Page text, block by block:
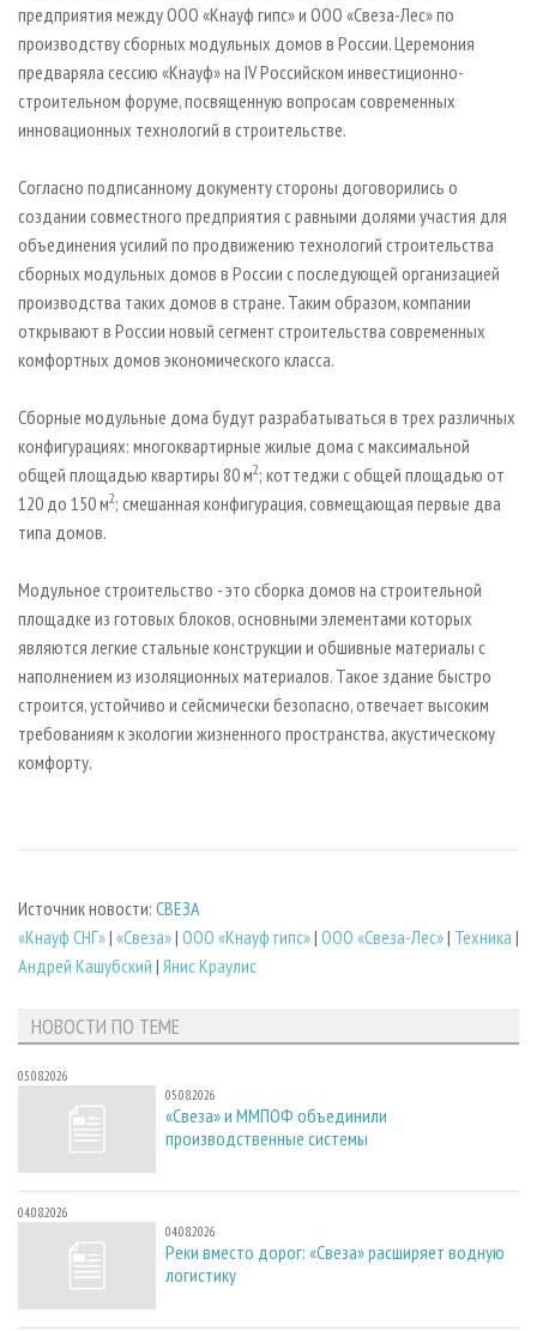
БИОЭНЕРГЕТИКА
ЦБП
ИНСТРУМЕНТ И МАТЕРИАЛЫ
RUSSIAN FORESTRY REVIEW
ГАЗЕТА ЛЕСПРОМФОРУМ
БИБЛИОТЕКА СПЕЦИАЛИСТА
предприятия между ООО «Кнауф гипс» и ООО «Свеза-Лес» по
производству сборных модульных домов в России. Церемония
предваряла сессию «Кнауф» на IV Российском инвестиционно-
строительном форуме, посвященную вопросам современных
инновационных технологий в строительстве.
Согласно подписанному документу стороны договорились о
создании совместного предприятия с равными долями участия для
объединения усилий по продвижению технологий строительства
сборных модульных домов в России с последующей организацией
производства таких домов в стране. Таким образом, компании
открывают в России новый сегмент строительства современных
комфортных домов экономического класса.
Сборные модульные дома будут разрабатываться в трех различных
конфигурациях: многоквартирные жилые дома с максимальной
общей площадью квартиры 80 м2; коттеджи с общей площадью от
120 до 150 м2; смешанная конфигурация, совмещающая первые два
типа домов.
Модульное строительство - это сборка домов на строительной
площадке из готовых блоков, основными элементами которых
являются легкие стальные конструкции и обшивные материалы с
наполнением из изоляционных материалов. Такое здание быстро
строится, устойчиво и сейсмически безопасно, отвечает высоким
требованиям к экологии жизненного пространства, акустическому
комфорту.
Источник новости: СВЕЗА
«Кнауф СНГ»| «Свеза»| ООО «Кнауф гипс»| ООО «Свеза-Лес»| Техника |
Андрей Кашубский | Янис Краулис
НОВОСТИ ПО ТЕМЕ
05.08.2026
05.08.2026
«Свеза» и ММПОФ объединили
производственные системы
04.08.2026
04.08.2026
Реки вместо дорог: «Свеза» расширяет водную
логистику